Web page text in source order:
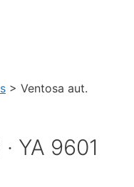
> Ventosa aut.
YA 9601